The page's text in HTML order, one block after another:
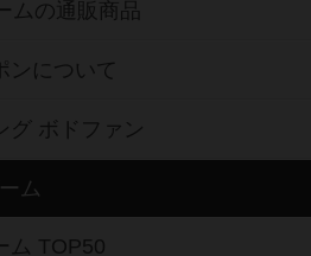
ムの通販商品
ンについて
グ ボドファン
ム
ム TOP50